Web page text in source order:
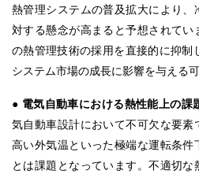
熱管理システムの普及拡大により
対する懸念が高まると予想されて
の熱管理技術の採用を直接的に抑制
システム市場の成長に影響を与える
● 電気自動車における熱性能上の課
気自動車設計において不可欠な要
高い外気温といった極端な運転条件
とは課題となっています。不適切